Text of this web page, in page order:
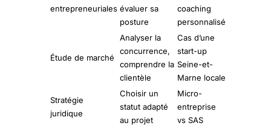
entrepreneuriales évaluer sa
posture
coaching
personnalisé
Étude de marché
Analyser la
concurrence,
comprendre la
clientèle
Cas d’une
start-up
Seine-et-
Marne locale
Stratégie
juridique
Choisir un
statut adapté
au projet
Micro-
entreprise
vs SAS